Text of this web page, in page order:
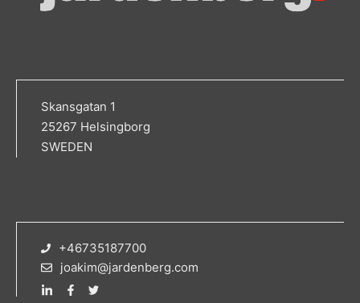
Skansgatan 1
25267 Helsingborg
SWEDEN
+46735187700
joakim@jardenberg.com